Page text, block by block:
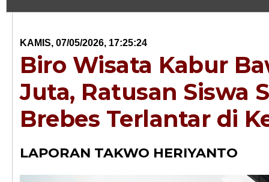
Razia Transaksi
KAMIS, 07/05/2026, 17:25:24
Biro Wisata Kabur
Juta, Ratusan Siswa
Brebes Terlantar di
LAPORAN TAKWO HERIYANTO